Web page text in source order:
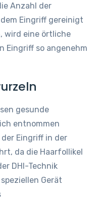
Anzahl der
Eingriff gereinigt
wird eine örtliche
Eingriff so angenehm
gesunde
entnommen
Eingriff in der
da die Haarfollikel
DHI-Technik
Gerät